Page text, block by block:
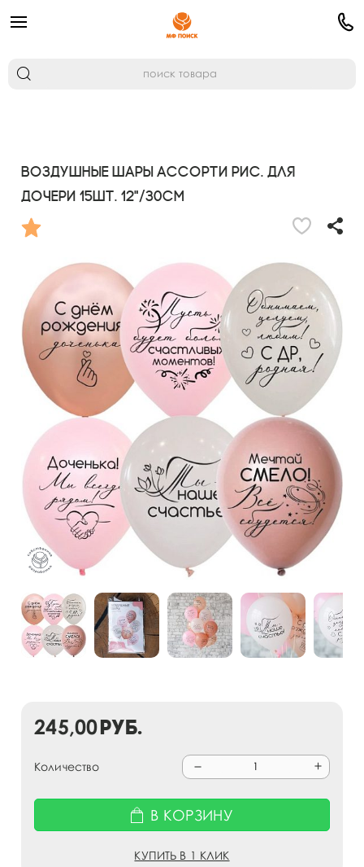
Воздушные шары ассорти рис. Для
дочери 15шт. 12"/30см
245,00руб.
Количество
В КОРЗИНУ
КУПИТЬ В 1 КЛИК